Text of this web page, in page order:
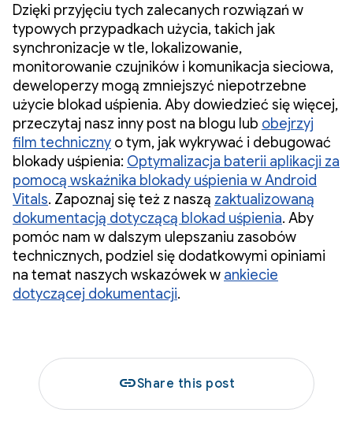
Dzięki przyjęciu tych zalecanych rozwiązań w
typowych przypadkach użycia, takich jak
synchronizacje w tle, lokalizowanie,
monitorowanie czujników i komunikacja sieciowa,
deweloperzy mogą zmniejszyć niepotrzebne
użycie blokad uśpienia. Aby dowiedzieć się więcej,
przeczytaj nasz inny post na blogu lub obejrzyj
film techniczny o tym, jak wykrywać i debugować
blokady uśpienia: Optymalizacja baterii aplikacji za
pomocą wskaźnika blokady uśpienia w Android
Vitals. Zapoznaj się też z naszą zaktualizowaną
dokumentacją dotyczącą blokad uśpienia. Aby
pomóc nam w dalszym ulepszaniu zasobów
technicznych, podziel się dodatkowymi opiniami
na temat naszych wskazówek w ankiecie
dotyczącej dokumentacji.
linkShare this post